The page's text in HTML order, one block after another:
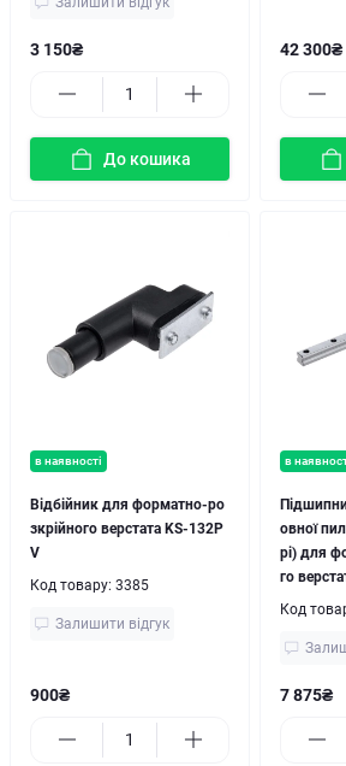
3 150₴
До кошика
42 300₴
в наявності
Відбійник для форматно-ро
зкрійного верстата KS-132P
V
Код товару: 3385
Залишити відгук
900₴
в
овної
рі) для
го
Код
7 875₴